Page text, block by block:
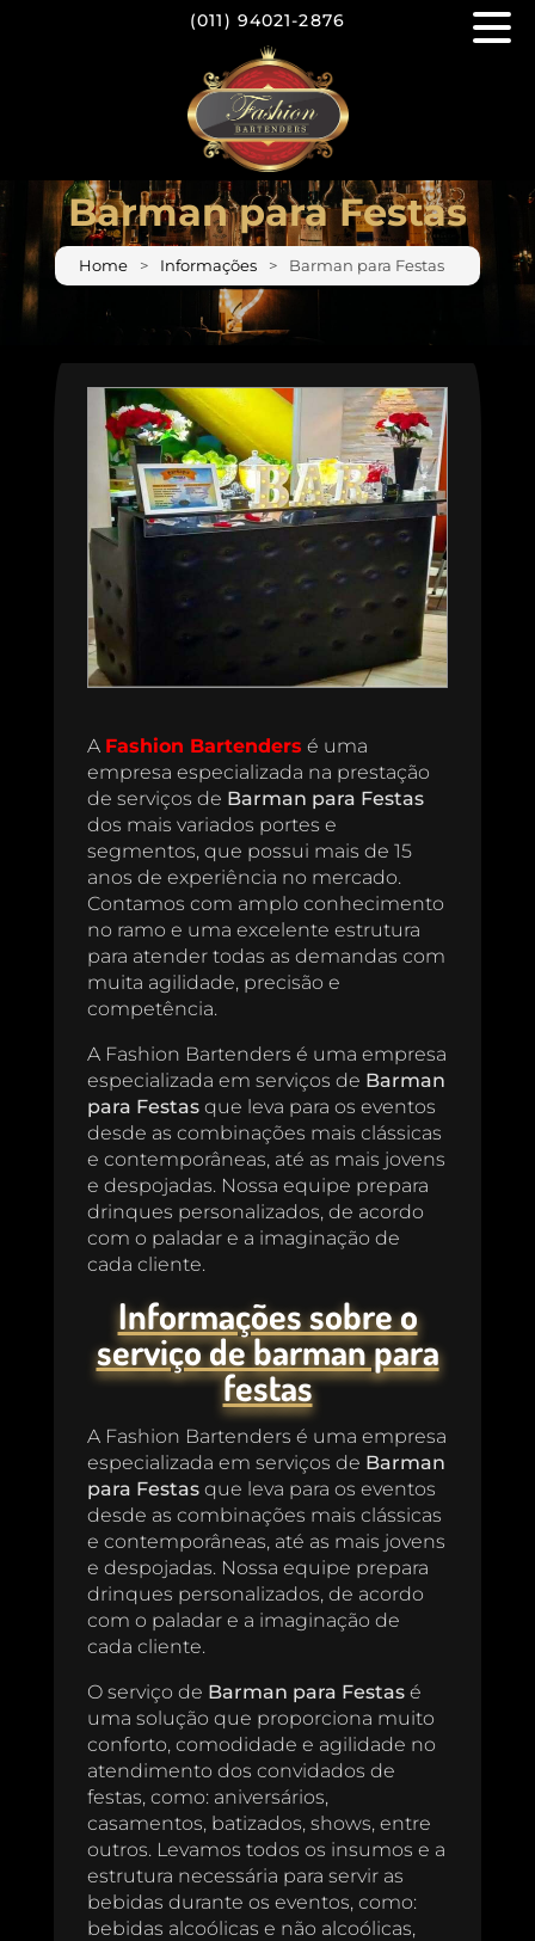
(011) 94021-2876
Barman para Festas
Home Informações Barman para Festas
A Fashion Bartenders é uma
empresa especializada na prestação
de serviços de Barman para Festas
dos mais variados portes e
segmentos, que possui mais de 15
anos de experiência no mercado.
Contamos com amplo conhecimento
no ramo e uma excelente estrutura
para atender todas as demandas com
muita agilidade, precisão e
competência.
A Fashion Bartenders é uma empresa
especializada em serviços de Barman
para Festasque leva para os eventos
desde as combinações mais clássicas
e contemporâneas, até as mais jovens
e despojadas. Nossa equipe prepara
drinques personalizados, de acordo
com o paladar e a imaginação de
cada cliente.
Informações sobre o
serviço de barman para
festas
A Fashion Bartenders é uma empresa
especializada em serviços de Barman
para Festasque leva para os eventos
desde as combinações mais clássicas
e contemporâneas, até as mais jovens
e despojadas. Nossa equipe prepara
drinques personalizados, de acordo
com o paladar e a imaginação de
cada cliente.
O serviço de Barman para Festasé
uma solução que proporciona muito
conforto, comodidade e agilidade no
atendimento dos convidados de
festas, como: aniversários,
casamentos, batizados, shows, entre
outros. Levamos todos os insumos e a
estrutura necessária para servir as
bebidas durante os eventos, como:
bebidas alcoólicas e não alcoólicas,